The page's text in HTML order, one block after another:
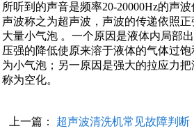
所听到的声音是频率20-20000Hz的声
声波称之为超声波，声波的传递依照
大量小气泡 。一个原因是液体内局部
压强的降低使原来溶于液体的气体过
为小气泡；另一原因是强大的拉应力把
称为空化。
上一篇： 超声波清洗机常见故障判断